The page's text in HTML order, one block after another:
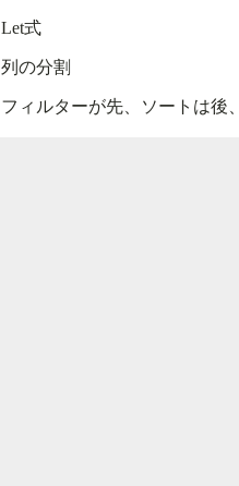
Let式
列の分割
フィルターが先、ソートは後